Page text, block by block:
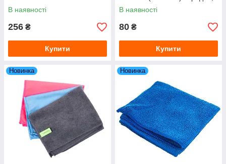
В наявності
256 ₴
Купити
41×31 см
В наявності
80 ₴
Купити
Новинка Новинка